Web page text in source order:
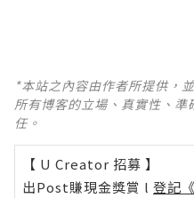
*本站之內容由作者所提供，
所有博客的立場、真實性、
任。
【 U Creator 招募 】
出Post賺現金獎賞 l 登記